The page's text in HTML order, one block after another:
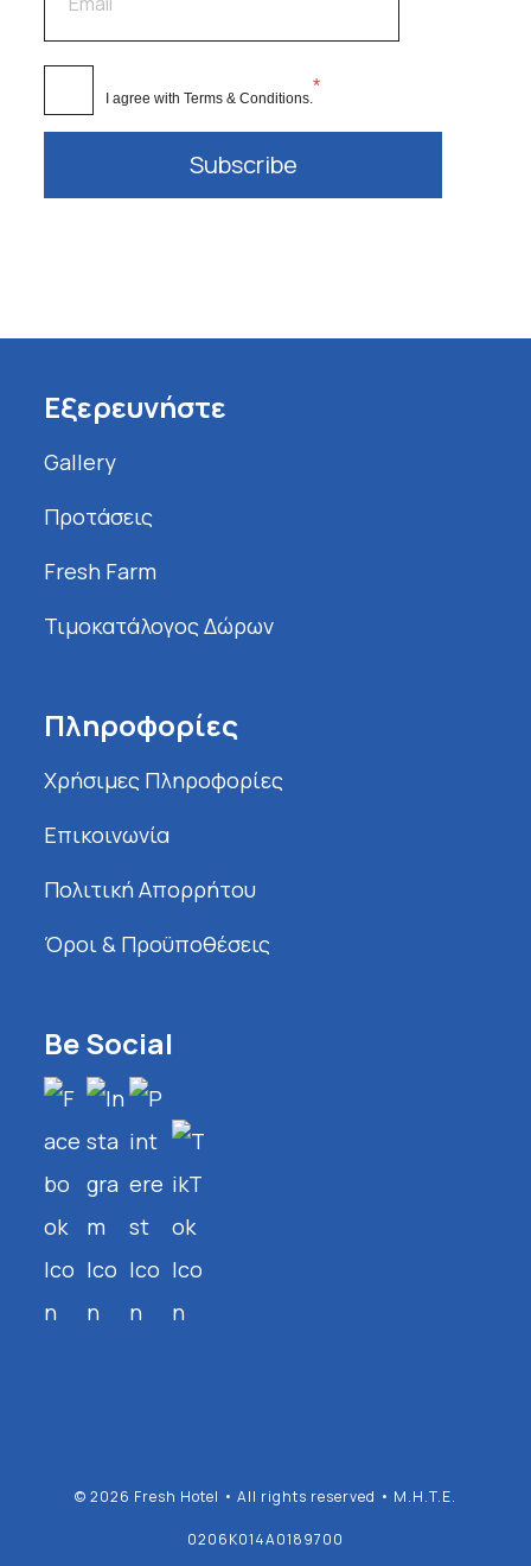
I agree withTerms & Conditions.
*
Subscribe
Εξερευνήστε
Gallery
Προτάσεις
Fresh Farm
Τιμοκατάλογος Δώρων
Πληροφορίες
Χρήσιμες Πληροφορίες
Επικοινωνία
Πολιτική Απορρήτου
Όροι & Προϋποθέσεις
Be Social
© 2026 Fresh Hotel • All rights reserved • M.H.T.E.
0206K014A0189700